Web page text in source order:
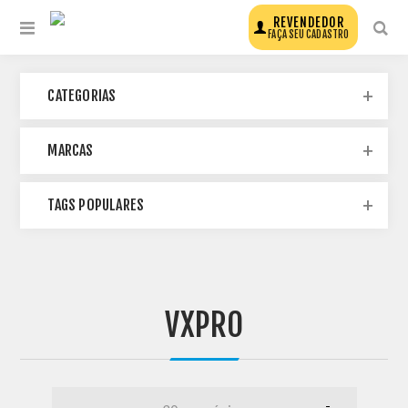
REVENDEDOR
FAÇA SEU CADASTRO
VXPRO
CATEGORIAS
MARCAS
TAGS POPULARES